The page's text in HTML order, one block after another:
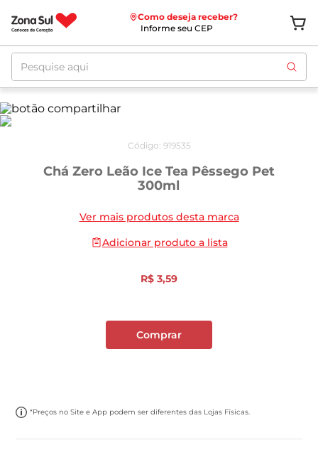
Como deseja receber?
Informe seu CEP
Pesquise aqui
Código: 919535
Chá Zero Leão Ice Tea Pêssego Pet
300ml
Ver mais produtos desta marca
Adicionar produto a lista
R$ 3,59
Comprar
*Preços no Site e App podem ser diferentes das Lojas Físicas.